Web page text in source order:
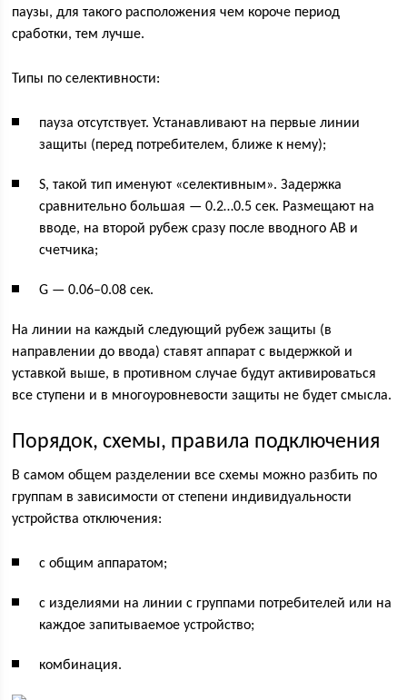
паузы, для такого расположения чем короче период
сработки, тем лучше.
Типы по селективности:
пауза отсутствует. Устанавливают на первые линии
защиты (перед потребителем, ближе к нему);
S, такой тип именуют «селективным». Задержка
сравнительно большая — 0.2…0.5 сек. Размещают на
вводе, на второй рубеж сразу после вводного АВ и
счетчика;
G — 0.06–0.08 сек.
На линии на каждый следующий рубеж защиты (в
направлении до ввода) ставят аппарат с выдержкой и
уставкой выше, в противном случае будут активироваться
все ступени и в многоуровневости защиты не будет смысла.
Порядок, схемы, правила подключения
В самом общем разделении все схемы можно разбить по
группам в зависимости от степени индивидуальности
устройства отключения:
с общим аппаратом;
с изделиями на линии с группами потребителей или на
каждое запитываемое устройство;
комбинация.